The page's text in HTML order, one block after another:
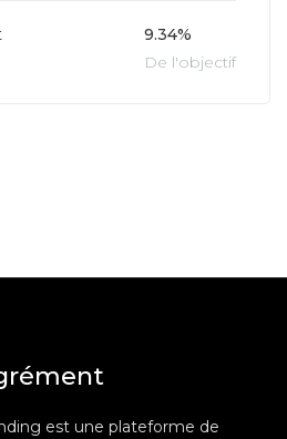
9.34%
De l'objectif
est une plateforme de